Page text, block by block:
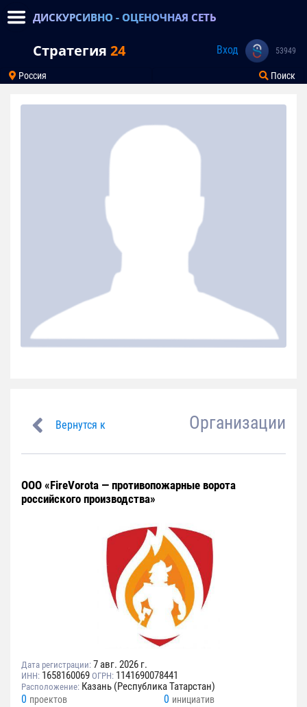
ДИСКУРСИВНО - ОЦЕНОЧНАЯ СЕТЬ
Стратегия 24 Вход 53949
Россия Поиск
Вернутся к Организации
ООО «FireVorota — противопожарные ворота
российского производства»
Дата регистрации: 7 авг. 2026 г.
ИНН: 1658160069 ОГРН: 1141690078441
Расположение: Казань (Республика Татарстан)
0 проектов 0 инициатив